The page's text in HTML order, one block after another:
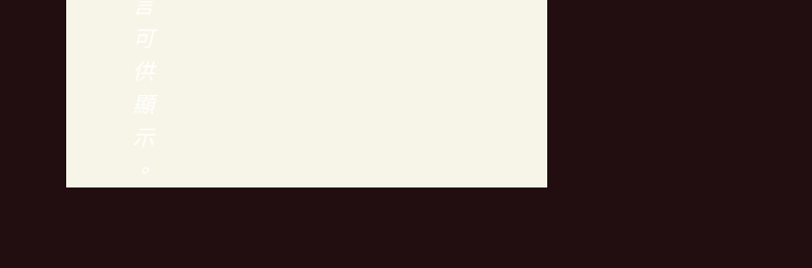
可
供
顯
示
。